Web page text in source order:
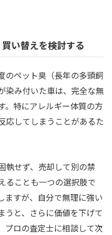
い替えを検討する
のペット臭（長年の多頭飼
染み付いた車は、完全な無
。特にアレルギー体質の方
応してしまうことがあるた
執せず、売却して別の禁
ることも一つの選択肢で
ますが、自分で無理に強い
うと、さらに価値を下げて
プロの査定士に相談して次